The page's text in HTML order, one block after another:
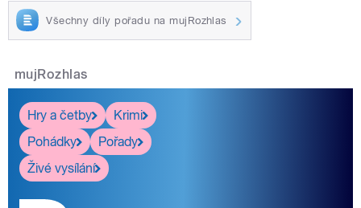
Všechny díly pořadu na mujRozhlas
mujRozhlas
Hry a četby
Krimi
Pohádky
Pořady
Živé vysílání